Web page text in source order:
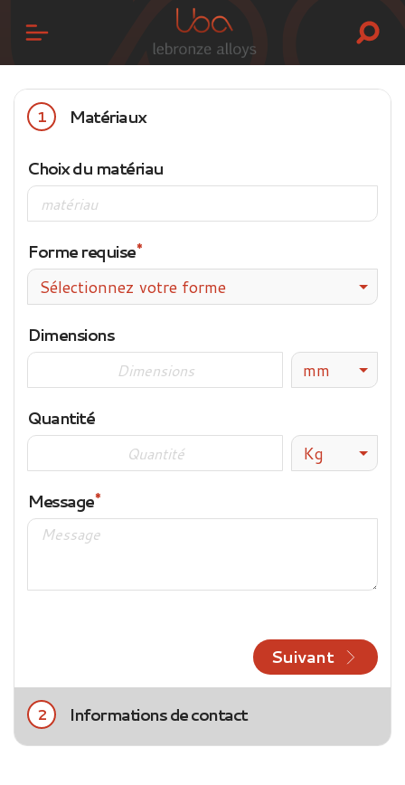
1 Matériaux
Choix du matériau
Forme requise
Sélectionnez votre forme
Dimensions
mm
Quantité
Kg
Message
Suivant
2 Informations de contact